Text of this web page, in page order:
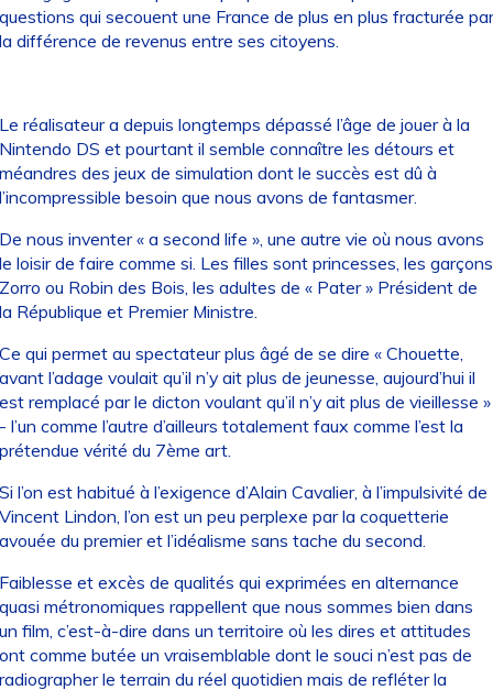
qui secouent une France de plus en plus fracturée par
différence de revenus entre ses citoyens.
réalisateur a depuis longtemps dépassé l’âge de jouer à la
DS et pourtant il semble connaître les détours et
des jeux de simulation dont le succès est dû à
besoin que nous avons de fantasmer.
nous inventer « a second life », une autre vie où nous avons
loisir de faire comme si. Les filles sont princesses, les garçons
ou Robin des Bois, les adultes de « Pater » Président de
République et Premier Ministre.
qui permet au spectateur plus âgé de se dire « Chouette,
l’adage voulait qu’il n’y ait plus de jeunesse, aujourd’hui il
remplacé par le dicton voulant qu’il n’y ait plus de vieillesse »
l’un comme l’autre d’ailleurs totalement faux comme l’est la
vérité du 7ème art.
l’on est habitué à l’exigence d’Alain Cavalier, à l’impulsivité de
Lindon, l’on est un peu perplexe par la coquetterie
du premier et l’idéalisme sans tache du second.
et excès de qualités qui exprimées en alternance
métronomiques rappellent que nous sommes bien dans
film, c’est-à-dire dans un territoire où les dires et attitudes
comme butée un vraisemblable dont le souci n’est pas de
le terrain du réel quotidien mais de refléter la